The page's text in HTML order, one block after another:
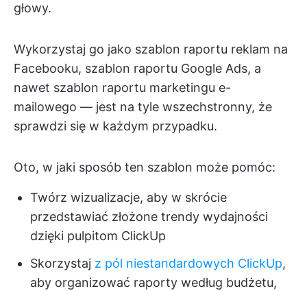
głowy.
Wykorzystaj go jako szablon raportu reklam na
Facebooku, szablon raportu Google Ads, a
nawet szablon raportu marketingu e-
mailowego — jest na tyle wszechstronny, że
sprawdzi się w każdym przypadku.
Oto, w jaki sposób ten szablon może pomóc:
Twórz wizualizacje, aby w skrócie
przedstawiać złożone trendy wydajności
dzięki pulpitom ClickUp
Skorzystaj z pól niestandardowych ClickUp,
aby organizować raporty według budżetu,